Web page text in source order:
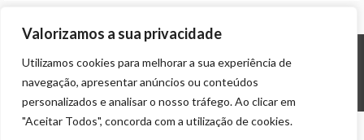
Valorizamos a sua privacidade
Utilizamos cookies para melhorar a sua experiência de
navegação, apresentar anúncios ou conteúdos
personalizados e analisar o nosso tráfego. Ao clicar em
"Aceitar Todos", concorda com a utilização de cookies.